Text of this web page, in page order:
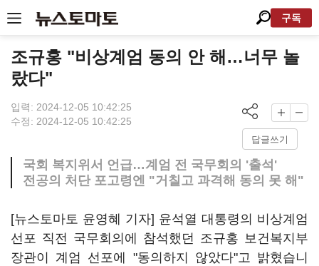
구독
조규홍 "비상계엄 동의 안 해…너무 놀
랐다"
입력: 2024-12-05 10:42:25
수정: 2024-12-05 10:42:25
답글쓰기
국회 복지위서 언급…계엄 전 국무회의 '출석'
전공의 처단 포고령엔 "거칠고 과격해 동의 못 해"
[뉴스토마토 윤영혜 기자] 윤석열 대통령의 비상계엄
선포 직전 국무회의에 참석했던 조규홍 보건복지부
장관이 계엄 선포에 "동의하지 않았다"고 밝혔습니